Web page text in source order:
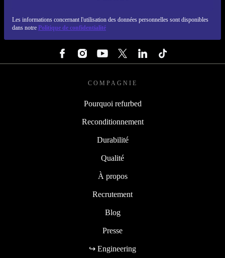
Les informations concernant l'utilisation des données personnelles sont disponibles
dans notre Politique de confidentialité
COMPAGNIE
Pourquoi refurbed
Reconditionnement
Durabilité
Qualité
À propos
Recrutement
Blog
Presse
↪ Engineering